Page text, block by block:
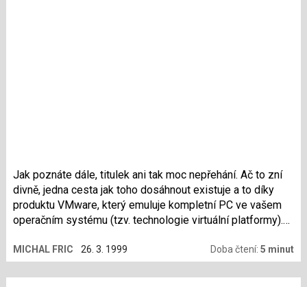
Jak poznáte dále, titulek ani tak moc nepřehání. Ač to zní
divně, jedna cesta jak toho dosáhnout existuje a to díky
produktu VMware, který emuluje kompletní PC ve vašem
operačním systému (tzv. technologie virtuální platformy).
libovolný operační systém. Já jsem konkrétně zkoušel
verzi VMware pro Linux, ale existuje i verze pro M$ NT.
MICHAL FRIC 26. 3. 1999 Doba čtení:5 minut